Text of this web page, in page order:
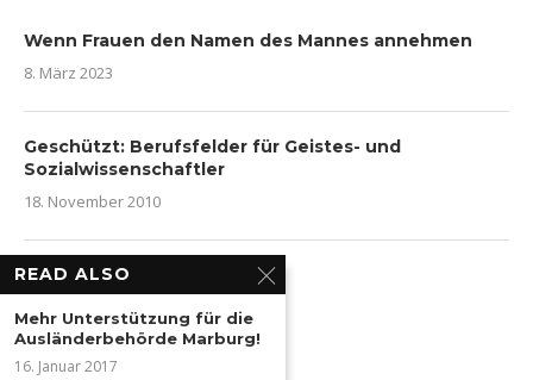
Wenn Frauen den Namen des Mannes annehmen
8. März 2023
Geschützt: Berufsfelder für Geistes- und
Sozialwissenschaftler
18. November 2010
Persischkurs für Anfänger
14. April 2013
READ ALSO
Mehr Unterstützung für die
Ausländerbehörde Marburg!
16. Januar 2017